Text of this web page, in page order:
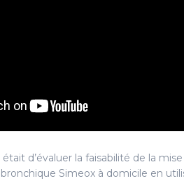
était d’évaluer la faisabilité de la
Simeox à domicile en